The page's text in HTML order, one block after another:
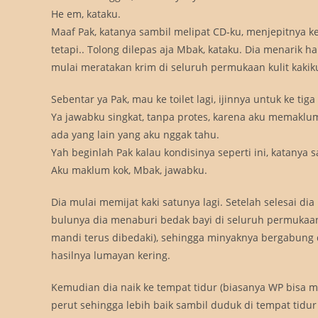
He em, kataku.
Maaf Pak, katanya sambil melipat CD-ku,
tetapi.. Tolong dilepas aja Mbak, kataku. Dia menarik
mulai meratakan krim di seluruh permukaan kulit
Sebentar ya Pak, mau ke toilet lagi, ijinnya untuk ke
Ya jawabku singkat, tanpa protes, karena aku
ada yang lain yang aku nggak tahu.
Yah beginlah Pak kalau kondisinya seperti ini, katanya
Aku maklum kok, Mbak, jawabku.
Dia mulai memijat kaki satunya lagi. Setelah selesai
bulunya dia menaburi bedak bayi di seluruh
mandi terus dibedaki), sehingga minyaknya
hasilnya lumayan kering.
Kemudian dia naik ke tempat tidur (biasanya WP bisa
perut sehingga lebih baik sambil duduk di tempat